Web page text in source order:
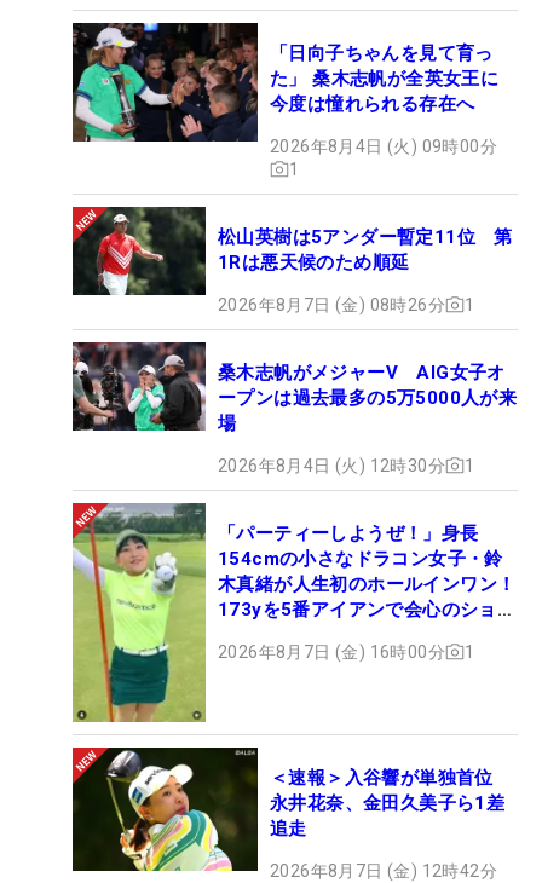
「日向子ちゃんを見て育っ
た」 桑木志帆が全英女王に
今度は憧れられる存在へ
2026年8月4日 (火) 09時00分
1
松山英樹は5アンダー暫定11位 第
1Rは悪天候のため順延
2026年8月7日 (金) 08時26分 1
桑木志帆がメジャーV AIG女子オ
ープンは過去最多の5万5000人が来
場
2026年8月4日 (火) 12時30分 1
「パーティーしようぜ！」身長
154cmの小さなドラコン女子・鈴
木真緒が人生初のホールインワン！
173yを5番アイアンで会心のショッ
2026年8月7日 (金) 16時00分 1
＜速報＞入谷響が単独首位
永井花奈、金田久美子ら1差
追走
2026年8月7日 (金) 12時42分